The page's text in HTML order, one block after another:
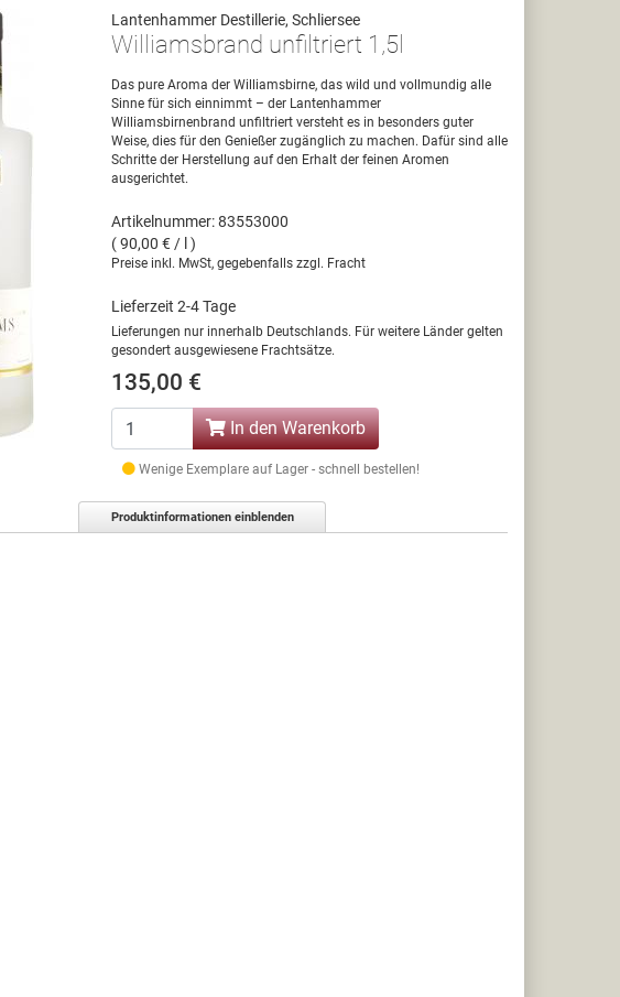
Lantenhammer Destillerie, Schliersee
Williamsbrand unfiltriert 1,5l
Das pure Aroma der Williamsbirne, das wild und vollmundig alle
Sinne für sich einnimmt – der Lantenhammer
Williamsbirnenbrand unfiltriert versteht es in besonders guter
Weise, dies für den Genießer zugänglich zu machen. Dafür sind alle
Schritte der Herstellung auf den Erhalt der feinen Aromen
ausgerichtet.
Artikelnummer: 83553000
( 90,00 € / l )
Preise inkl. MwSt, gegebenfalls zzgl. Fracht
Lieferzeit 2-4 Tage
Lieferungen nur innerhalb Deutschlands. Für weitere Länder gelten
gesondert ausgewiesene Frachtsätze.
135,00 €
In den Warenkorb
Wenige Exemplare auf Lager - schnell bestellen!
Produktinformationen einblenden